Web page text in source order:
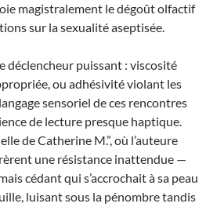
magistralement le dégoût olfactif
sur la sexualité aseptisée.
déclencheur puissant : viscosité
ou adhésivité violant les
sensoriel de ces rencontres
de lecture presque haptique.
de Catherine M.”, où l’auteure
une résistance inattendue —
cédant qui s’accrochait à sa peau
luisant sous la pénombre tandis